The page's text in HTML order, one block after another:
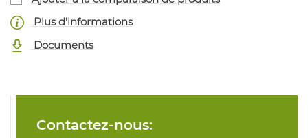
Plus d'informations
Documents
Contactez-nous: